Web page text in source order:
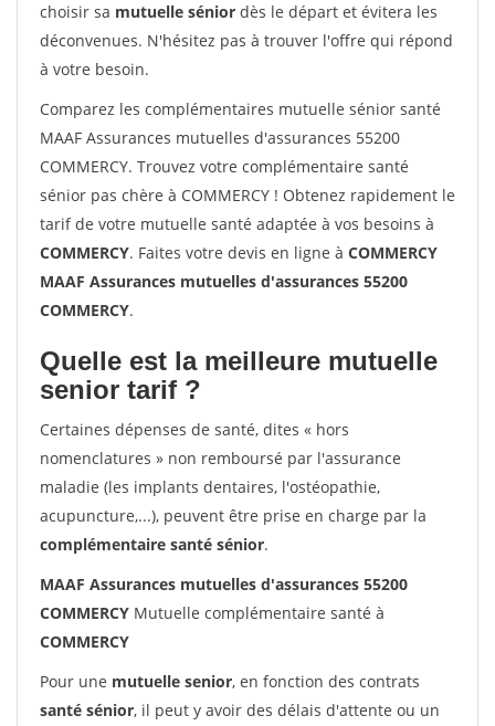
choisir sa mutuelle sénior dès le départ et évitera les
déconvenues. N'hésitez pas à trouver l'offre qui répond
à votre besoin.
Comparez les complémentaires mutuelle sénior santé
MAAF Assurances mutuelles d'assurances 55200
COMMERCY. Trouvez votre complémentaire santé
sénior pas chère à COMMERCY ! Obtenez rapidement le
tarif de votre mutuelle santé adaptée à vos besoins à
COMMERCY. Faites votre devis en ligne à COMMERCY
MAAF Assurances mutuelles d'assurances 55200
COMMERCY.
Quelle est la meilleure mutuelle
senior tarif ?
Certaines dépenses de santé, dites « hors
nomenclatures » non remboursé par l'assurance
maladie (les implants dentaires, l'ostéopathie,
acupuncture,...), peuvent être prise en charge par la
complémentaire santé sénior.
MAAF Assurances mutuelles d'assurances 55200
COMMERCY Mutuelle complémentaire santé à
COMMERCY
Pour une mutuelle senior, en fonction des contrats
santé sénior, il peut y avoir des délais d'attente ou un